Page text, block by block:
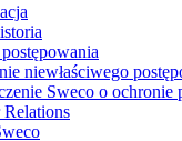
niewłaściwego
Sweco o ochronie